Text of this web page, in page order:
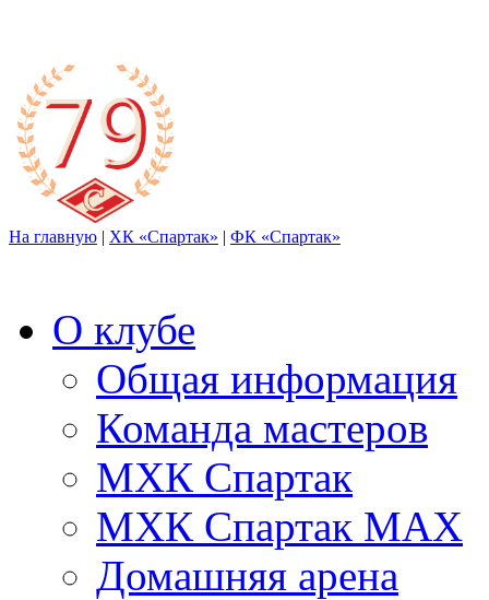
На главную | ХК «Спартак» | ФК «Спартак»
О клубе
Общая информация
Команда мастеров
МХК Спартак
МХК Спартак МАХ
Домашняя арена